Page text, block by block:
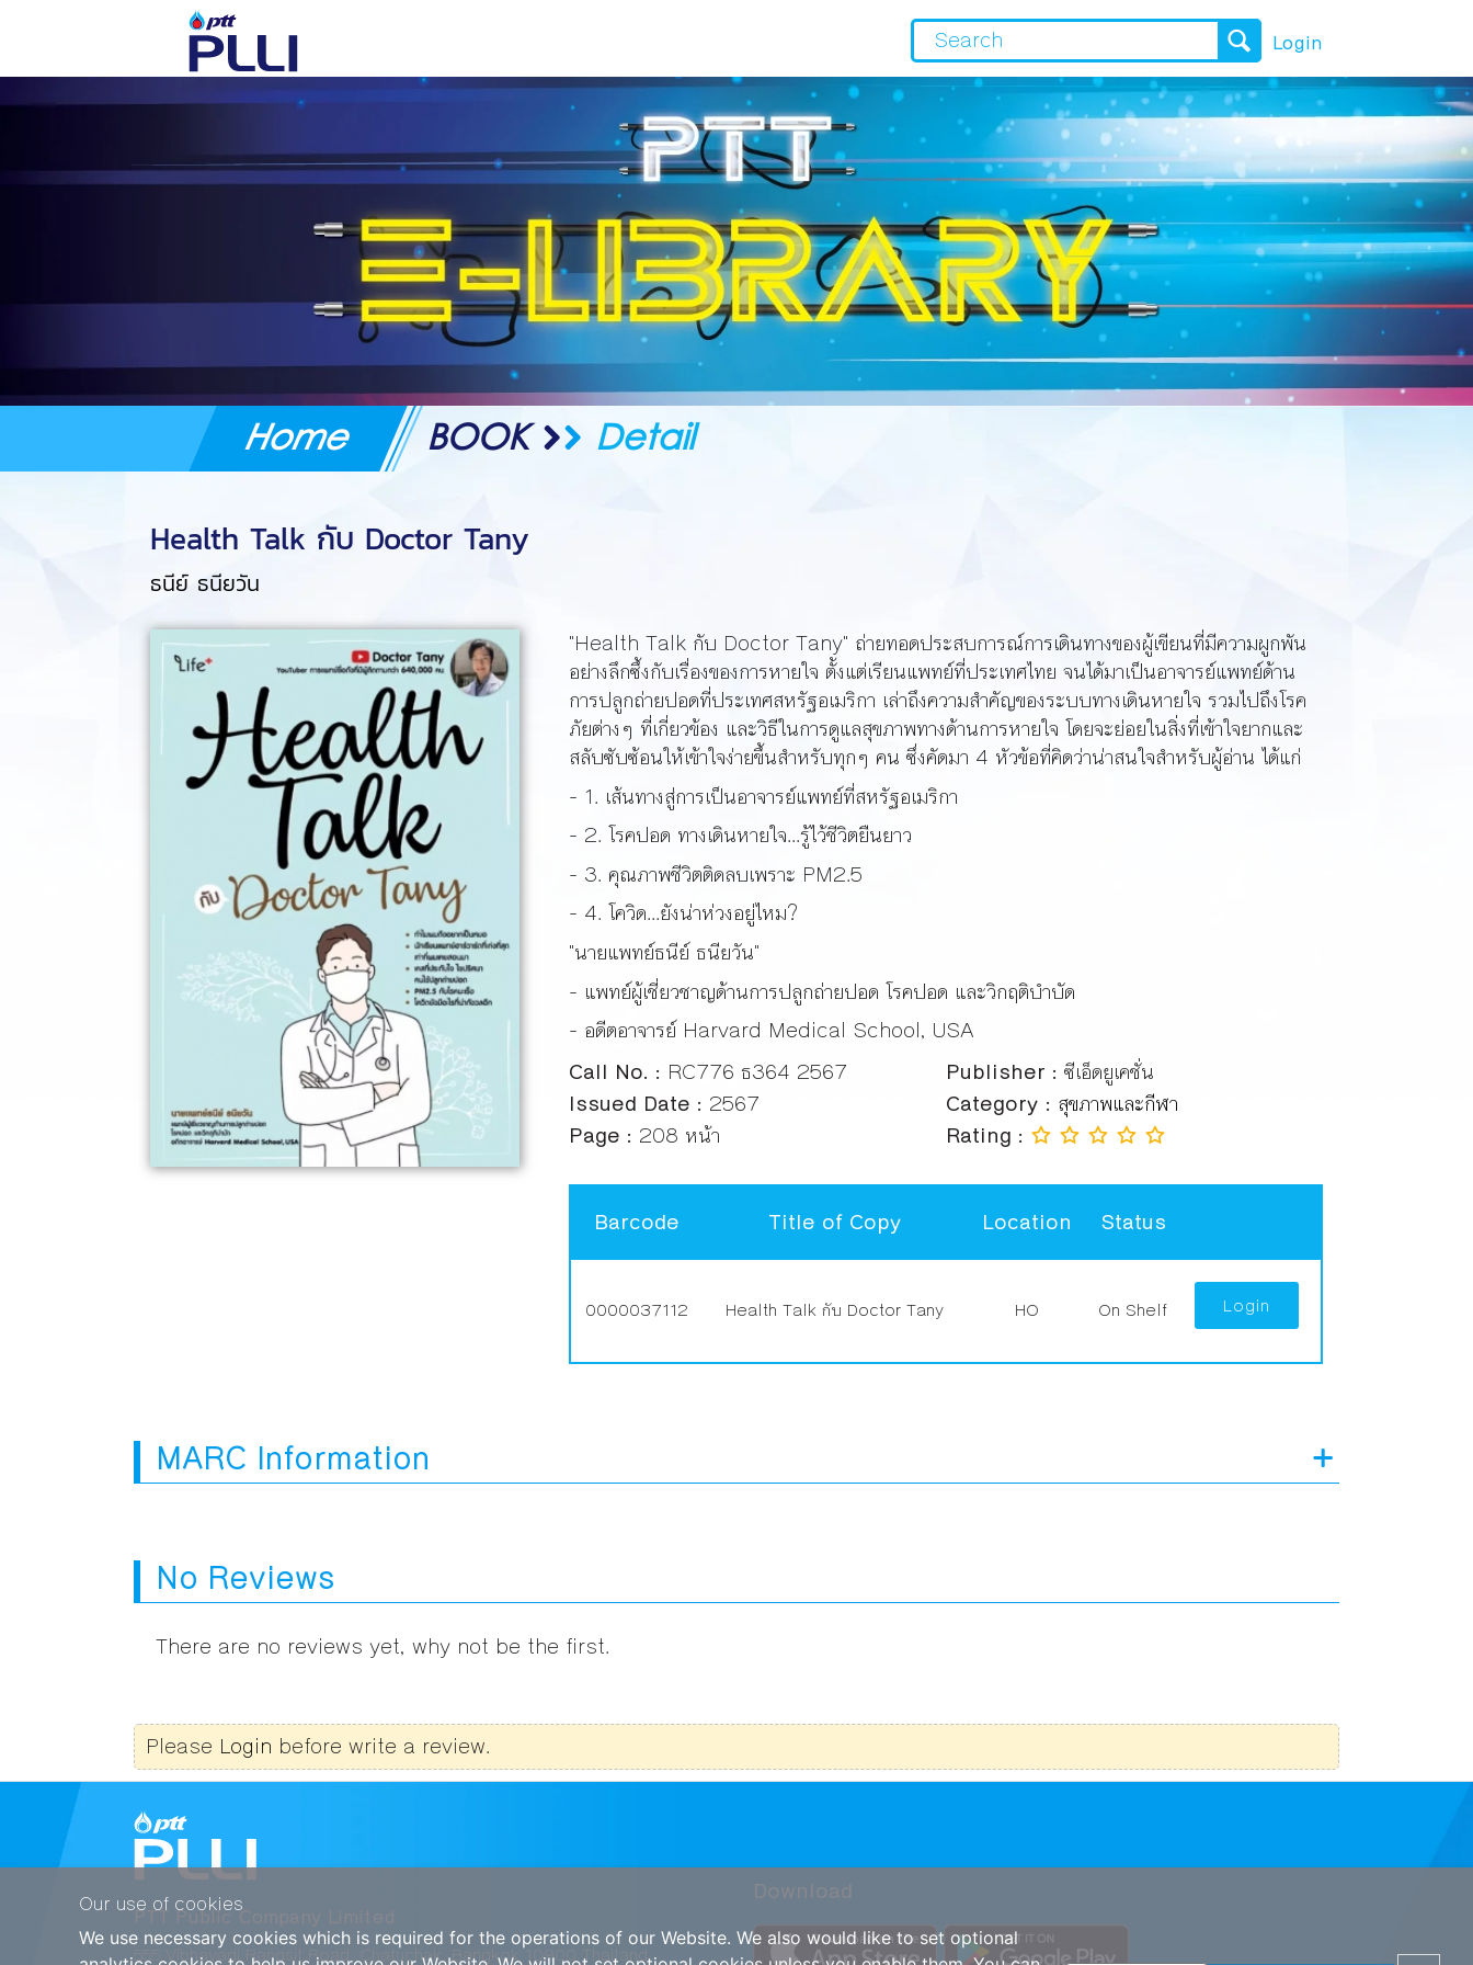
Login
Home BOOK Detail
Health Talk กับ Doctor Tany
ธนีย์ ธนียวัน
"Health Talk กับ Doctor Tany" ถ่ายทอดประสบการณ์การเดินทางของผู้เขียนที่มีความผูกพัน
อย่างลึกซึ้งกับเรื่องของการหายใจ ตั้งแต่เรียนแพทย์ที่ประเทศไทย จนได้มาเป็นอาจารย์แพทย์ด้าน
การปลูกถ่ายปอดที่ประเทศสหรัฐอเมริกา เล่าถึงความสำคัญของระบบทางเดินหายใจ รวมไปถึงโรค
ภัยต่างๆ ที่เกี่ยวข้อง และวิธีในการดูแลสุขภาพทางด้านการหายใจ โดยจะย่อยในสิ่งที่เข้าใจยากและ
สลับซับซ้อนให้เข้าใจง่ายขึ้นสำหรับทุกๆ คน ซึ่งคัดมา 4 หัวข้อที่คิดว่าน่าสนใจสำหรับผู้อ่าน ได้แก่
- 1. เส้นทางสู่การเป็นอาจารย์แพทย์ที่สหรัฐอเมริกา
- 2. โรคปอด ทางเดินหายใจ...รู้ไว้ชีวิตยืนยาว
- 3. คุณภาพชีวิตติดลบเพราะ PM2.5
- 4. โควิด...ยังน่าห่วงอยู่ไหม?
"นายแพทย์ธนีย์ ธนียวัน"
- แพทย์ผู้เชี่ยวชาญด้านการปลูกถ่ายปอด โรคปอด และวิกฤติบำบัด
- อดีตอาจารย์ Harvard Medical School, USA
Call No. : RC776 ธ364 2567 Publisher : ซีเอ็ดยูเคชั่น
Issued Date : 2567 Category : สุขภาพและกีฬา
Page : 208 หน้า Rating :
Barcode Title of Copy Location Status
0000037112 Health Talk กับ Doctor Tany HO On Shelf Login
MARC Information
No Reviews
There are no reviews yet, why not be the first.
Please Login before write a review.
PTT Public Company Limited
555 Vibhavadi Rangsit Road, Chatuchak, Bangkok 10900 Thailand
Download
Our use of cookies
We use necessary cookies which is required for the operations of our Website. We also would like to set optional